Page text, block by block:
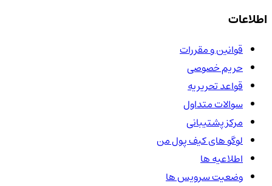
اطلاعات
قوانین و مقررات
حریم خصوصی
قواعد تحریریه
سوالات متداول
مرکز پشتیبانی
لوگو های کیف پول من
اطلاعیه ها
وضعیت سرویس ها